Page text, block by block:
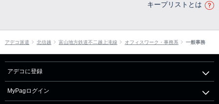
キープリストとは
アデコ派遣 北信越 富山地方鉄道不二越上滝線 オフィスワーク・事務系 一般事務
アデコに登録
MyPagログイン